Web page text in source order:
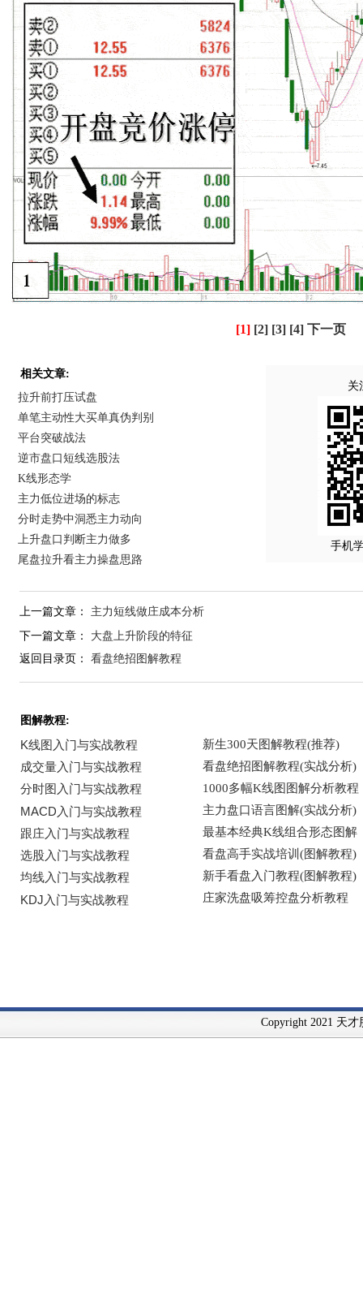
[1] [2] [3] [4] 下一页
相关文章:
拉升前打压试盘
单笔主动性大买单真伪判别
平台突破战法
逆市盘口短线选股法
K线形态学
主力低位进场的标志
分时走势中洞悉主力动向
上升盘口判断主力做多
尾盘拉升看主力操盘思路
关
手机
上一篇文章： 主力短线做庄成本分析
下一篇文章： 大盘上升阶段的特征
返回目录页： 看盘绝招图解教程
图解教程:
Copyright 2021 天